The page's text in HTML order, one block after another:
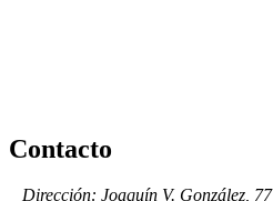
Contacto
Dirección: Joaquín V. González, 77